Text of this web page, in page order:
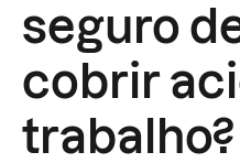
seguro
cobrir
trabalho?